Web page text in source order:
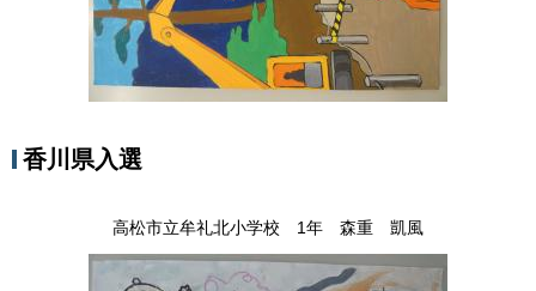
香川県入選
高松市立牟礼北小学校 1年 森重 凱風